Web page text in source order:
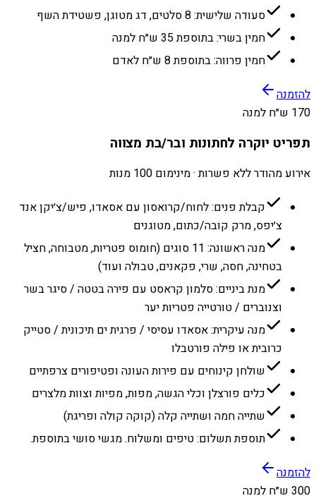
סעודה שלישית: 8 סלטים, דג מטוגן, פשטידת השף
חמין בשרי: בתוספת 35 ש״ח למנה
חמין פרווה: בתוספת 8 ש״ח לאדם
להזמנה
170 ש״ח למנה
תפריט יוקרה לחתונות ובר/בת מצווה
אירוע מהודר ללא פשרות · מינימום 100 מנות
קבלת פנים: לחוח/קרואסון עם אסאדו, פיש/צ׳יקן אנד
צ׳יפס, מרק קובה/כתום, מטוגנים
מנה ראשונה: 11 סוגים (חומוס פטריות, מטבוחה, חציל
בטחינה, חסה, שרי, פקאנים, טבולה ועוד)
מנת ביניים: סלמון קראסט עם פירה בטטה / סיגר בשר
וצנוברים / טורטייה פטריות יער
מנה עיקרית: אסאדו עסיסי / פרגית ים תיכונית / סטייק
כרובית או פילה פורטבלו
שולחן קינוחים עם פירות העונה ופטיפורים צרפתיים
כלים פורצלן וכלי הגשה, מפות, מפיות וצוות מלצרים
שתייה חמה ושתייה קלה (קוקה קולה ופריגת)
תוספת תשלום: טיפים ומשלוח. מגשי סושי בתוספת.
להזמנה
300 ש״ח למנה